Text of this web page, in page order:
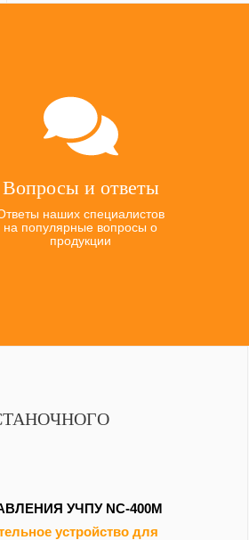
Вопросы и ответы
наших специалистов
на популярные вопросы о
продукции
УЧПУ NC-400M
устройство для